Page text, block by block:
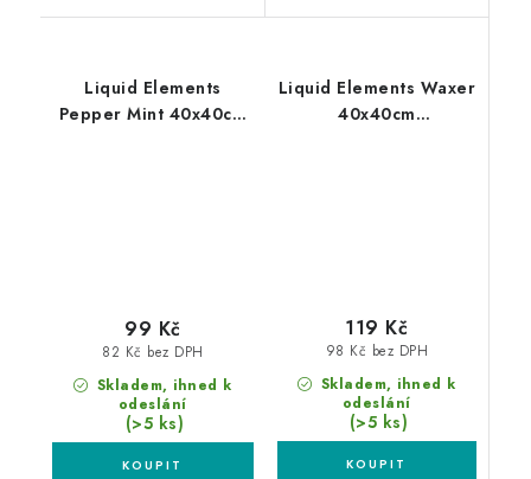
Liquid Elements
Pepper Mint 40x40cm
Skladem, ihned k
odeslání
(>5 ks)
82 Kč bez DPH
99 Kč
Liquid Elements Waxer
40x40cm
Skladem, ihned k
odeslání
(>5 ks)
98 Kč bez DPH
119 Kč